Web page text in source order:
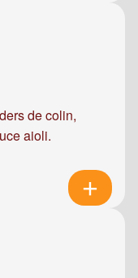
de colin,
aioli.